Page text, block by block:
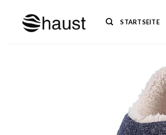
springen
STARTSEITE